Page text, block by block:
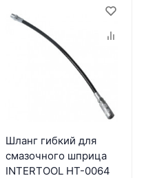
Шланг гибкий для
смазочного шприца
INTERTOOL HT-0064